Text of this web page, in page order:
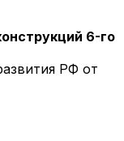
6-го
РФ от